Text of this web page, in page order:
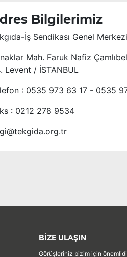
Bilgilerimiz
İş Sendikası Genel Merkezi
Mah. Faruk Nafiz
Levent / İSTANBUL
: 0535 973 63 17 - 0535
: 0212 278 9534
BİZE ULAŞIN
Görüşleriniz bizim için